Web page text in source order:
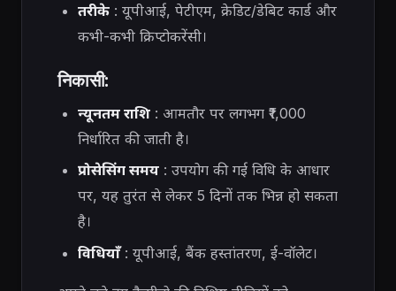
तरीके: यूपीआई, पेटीएम, क्रेडिट/डेबिट कार्ड और
कभी-कभी क्रिप्टोकरेंसी।
निकासी:
न्यूनतम राशि: आमतौर पर लगभग ₹1,000
निर्धारित की जाती है।
प्रोसेसिंग समय: उपयोग की गई विधि के आधार
पर, यह तुरंत से लेकर 5 दिनों तक भिन्न हो सकता
है।
विधियाँ: यूपीआई, बैंक हस्तांतरण, ई-वॉलेट।